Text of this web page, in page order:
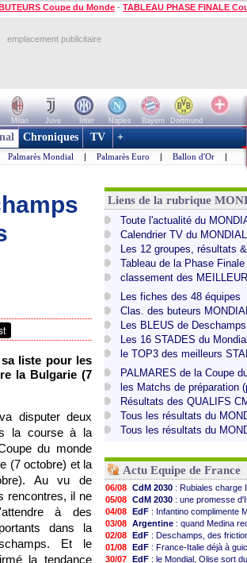
Coupe du Monde - TABLEAU PHASE FINALE
emplacement publicitaire
Milan Juve Inter Naples Bayern
Dortmund
Chroniques TV +
Palmarès Mondial | Palmarès Euro | Ballon d'Or |
liste pour les
la Bulgarie (7
disputer deux
la course à la
du monde
(7 octobre) et la
Au vu de
rencontres, il ne
à des
dans la
Et le
la tendance
Liens de la rubrique
Toute l'actualité du
Calendrier TV du
Les 12 groupes, résultats
Tableau de la Phase
classement des
Les fiches des 48 équipes
Clas. des buteurs
Les BLEUS de Deschamps
Les 16 STADES du Mondial
le TOP3 des meilleurs
PALMARES de la Coupe
les Matchs de préparation
Résultats des QUALIFS
Tous les résultats du
Tous les résultats du
Actu Equipe de France
06/08 CdM 2030 : Rubiales charge
05/08 CdM 2030 : une promesse
04/08 EdF : Infantino complimente
03/08 Argentine : quand Medina
02/08 EdF : Deschamps, des
01/08 EdF : France-Italie déjà à
30/07 EdF : le Mondial, Olise sort